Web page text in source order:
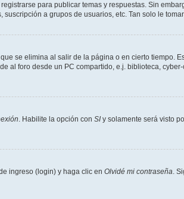
para publicar temas y respuestas. Sin
a grupos de usuarios, etc. Tan solo le
se elimina al salir de la página o en cierto tiempo.
foro desde un PC compartido, e.j. biblioteca,
. Habilite la opción con SI y solamente será visto
ingreso (login) y haga clic en Olvidé mi contraseña.